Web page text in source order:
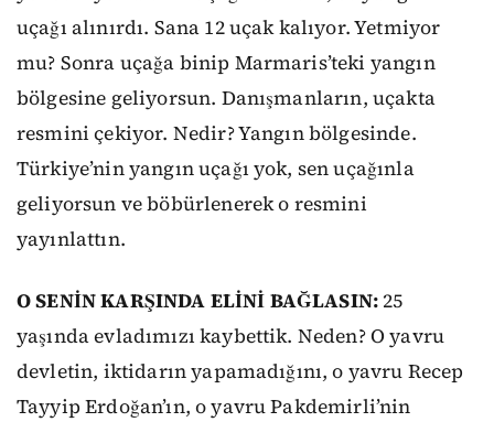
uçağı alınırdı. Sana 12 uçak kalıyor. Yetmiyor
mu? Sonra uçağa binip Marmaris’teki yangın
bölgesine geliyorsun. Danışmanların, uçakta
resmini çekiyor. Nedir? Yangın bölgesinde.
Türkiye’nin yangın uçağı yok, sen uçağınla
geliyorsun ve böbürlenerek o resmini
yayınlattın.
O SENİN KARŞINDA ELİNİ BAĞLASIN: 25
yaşında evladımızı kaybettik. Neden? O yavru
devletin, iktidarın yapamadığını, o yavru Recep
Tayyip Erdoğan’ın, o yavru Pakdemirli’nin